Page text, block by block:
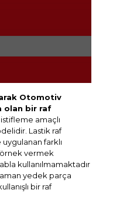
Otomotiv
olan bir raf
amaçlı
Lastik raf
farklı
vermek
kullanılmamaktadır
yedek parça
bir raf